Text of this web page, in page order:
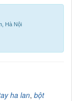
Hà Nội
ha lan, bột